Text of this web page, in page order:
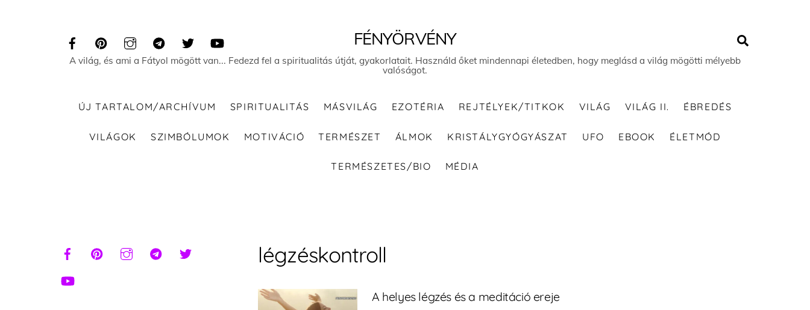
FÉNYÖRVÉNY
A világ, és ami a Fátyol mögött van... Fedezd fel a spiritualitás útját, gyakorlatait. Használd őket mindennapi életedben, hogy meglásd a világ mögötti mélyebb
valóságot.
ÚJ TARTALOM/ARCHÍVUM SPIRITUALITÁS MÁSVILÁG EZOTÉRIA REJTÉLYEK/TITKOK VILÁG VILÁG II. ÉBREDÉS
VILÁGOK SZIMBÓLUMOK MOTIVÁCIÓ TERMÉSZET ÁLMOK KRISTÁLYGYÓGYÁSZAT UFO EBOOK ÉLETMÓD
TERMÉSZETES/BIO MÉDIA
légzéskontroll
A helyes légzés és a meditáció ereje